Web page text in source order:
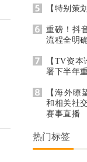
【特别策
重磅！抖
流程全明确
【TV资
署下半年
【海外瞭
和相关社
赛事直播
热门标签